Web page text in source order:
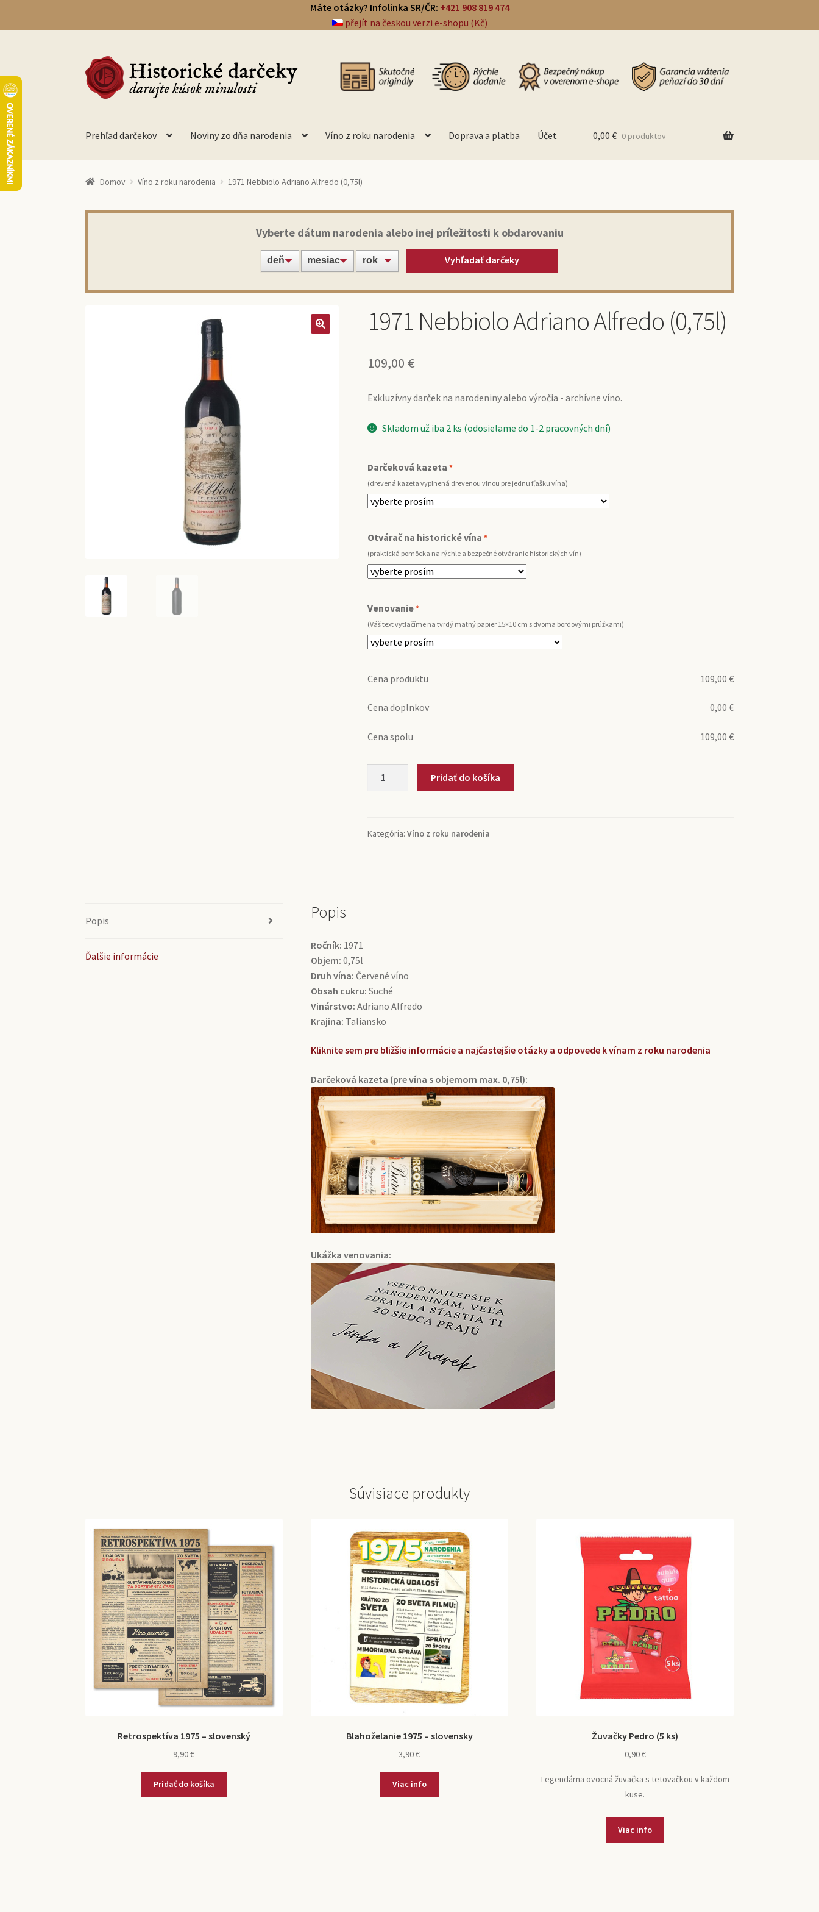
Máte otázky? Infolinka SR/ČR: +421 908 819 474
přejít na českou verzi e-shopu (Kč)
Preskočiť
na
navigáciu
Preskočiť
na
obsah
Prehľad darčekov Noviny zo dňa narodenia Víno z roku narodenia Doprava a platba Účet 0,00 € 0 produktov
Domov Víno z roku narodenia 1971 Nebbiolo Adriano Alfredo (0,75l)
Vyberte dátum narodenia alebo inej príležitosti k obdarovaniu
Vyhľadať darčeky
1971 Nebbiolo Adriano Alfredo (0,75l)
109,00 €
Exkluzívny darček na narodeniny alebo výročia - archívne víno.
Skladom už iba 2 ks (odosielame do 1-2 pracovných dní)
Darčeková kazeta *
(drevená kazeta vyplnená drevenou vlnou pre jednu fľašku vína)
Otvárač na historické vína *
(praktická pomôcka na rýchle a bezpečné otváranie historických vín)
Venovanie*
(Váš text vytlačíme na tvrdý matný papier 15×10 cm s dvoma bordovými prúžkami)
Cena produktu 109,00 €
Cena doplnkov 0,00 €
Cena spolu 109,00 €
Alfredo
Pridať do košíka
Kategória: Víno z roku narodenia
Popis
Ďalšie informácie
Popis
Ročník: 1971
Objem: 0,75l
Druh vína: Červené víno
Obsah cukru: Suché
Vinárstvo: Adriano Alfredo
Krajina: Taliansko
Kliknite sem pre bližšie informácie a najčastejšie otázky a odpovede k vínam z roku narodenia
Darčeková kazeta (pre vína s objemom max. 0,75l):
Ukážka venovania:
Súvisiace produkty
Retrospektíva 1975 – slovenský
9,90€
Pridať do košíka
Blahoželanie 1975 – slovensky
3,90€
Viac info
Žuvačky Pedro (5 ks)
0,90€
Legendárna ovocná žuvačka s tetovačkou v každom
kuse.
Viac info